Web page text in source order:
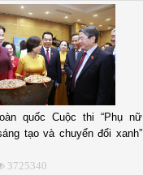
quốc Cuộc thi “Phụ nữ
tạo và chuyển đổi xanh”
3725340